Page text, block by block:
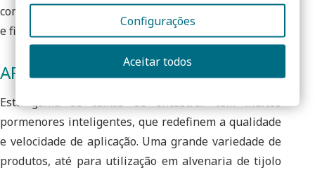
com 3 aberturas, permitem sempre um alinhamento
e fixação do aparelho com precisão.
APLICAÇÕES
Esta gama de caixas de encastrar tem muitos
pormenores inteligentes, que redefinem a qualidade
e velocidade de aplicação. Uma grande variedade de
produtos, até para utilização em alvenaria de tijolo
Configurações
Aceitar todos